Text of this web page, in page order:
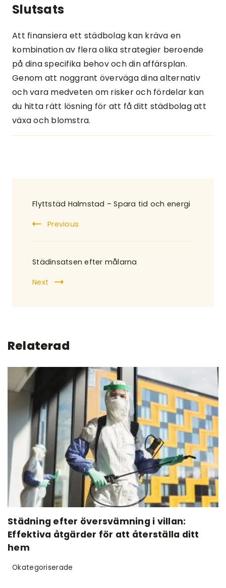
Slutsats
Att finansiera ett städbolag kan kräva en
kombination av flera olika strategier beroende
på dina specifika behov och din affärsplan.
Genom att noggrant överväga dina alternativ
och vara medveten om risker och fördelar kan
du hitta rätt lösning för att få ditt städbolag att
växa och blomstra.
Navigation
Flyttstäd Halmstad – Spara tid och energi
Previous
Städinsatsen efter målarna
Next
Relaterad
Städning efter översvämning i villan:
Effektiva åtgärder för att återställa ditt
hem
Okategoriserade